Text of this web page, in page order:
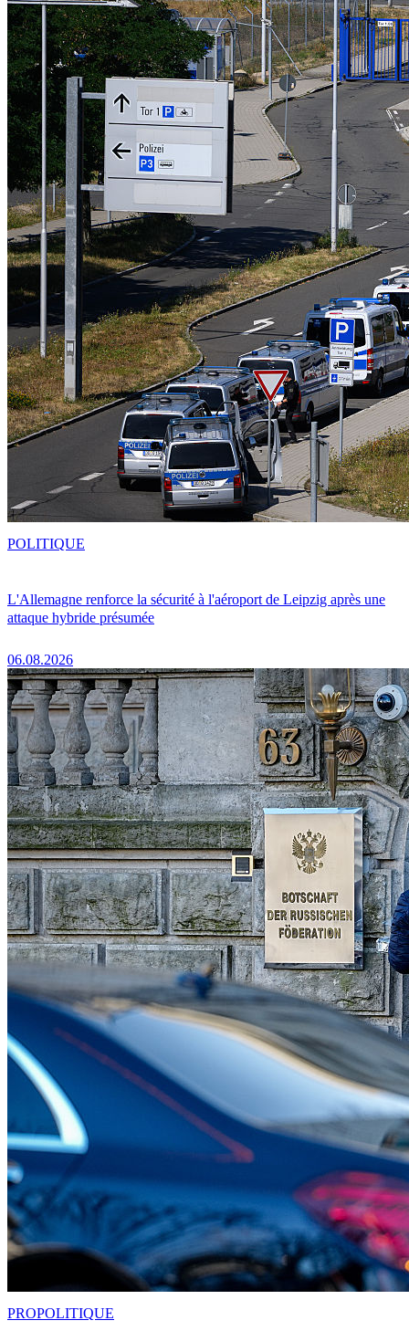
L'Allemagne renforce la sécurité à l'aéroport de Leipzig après une
attaque hybride présumée
06.08.2026
POLITIQUE
PROPOLITIQUE